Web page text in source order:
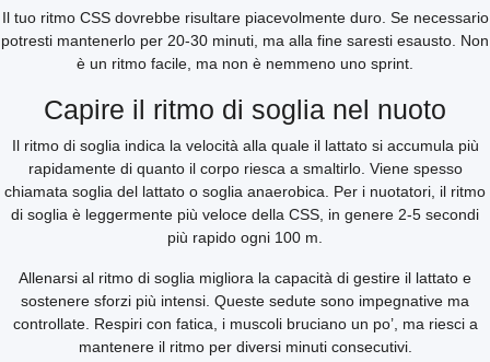
Il tuo ritmo CSS dovrebbe risultare piacevolmente duro. Se necessario
potresti mantenerlo per 20-30 minuti, ma alla fine saresti esausto. Non
è un ritmo facile, ma non è nemmeno uno sprint.
Capire il ritmo di soglia nel nuoto
Il ritmo di soglia indica la velocità alla quale il lattato si accumula più
rapidamente di quanto il corpo riesca a smaltirlo. Viene spesso
chiamata soglia del lattato o soglia anaerobica. Per i nuotatori, il ritmo
di soglia è leggermente più veloce della CSS, in genere 2-5 secondi
più rapido ogni 100 m.
Allenarsi al ritmo di soglia migliora la capacità di gestire il lattato e
sostenere sforzi più intensi. Queste sedute sono impegnative ma
controllate. Respiri con fatica, i muscoli bruciano un po’, ma riesci a
mantenere il ritmo per diversi minuti consecutivi.